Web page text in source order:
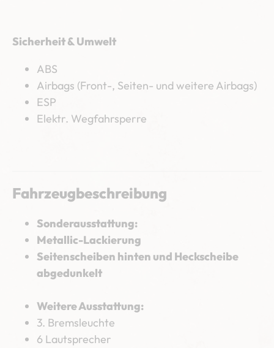
Sicherheit & Umwelt
ABS
Airbags (Front-, Seiten- und weitere Airbags)
ESP
Elektr. Wegfahrsperre
Fahrzeugbeschreibung
Sonderausstattung:
Metallic-Lackierung
Seitenscheiben hinten und Heckscheibe
abgedunkelt
Weitere Ausstattung:
3. Bremsleuchte
6 Lautsprecher